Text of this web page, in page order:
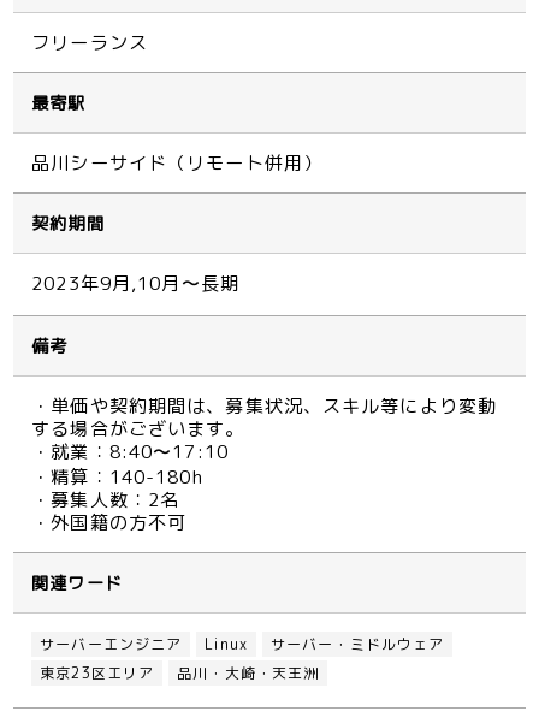
フリーランス
最寄駅
品川シーサイド（リモート併用）
契約期間
2023年9月,10月〜長期
備考
・単価や契約期間は、募集状況、スキル等により変動
する場合がございます。
・就業：8:40〜17:10
・精算：140-180h
・募集人数：2名
・外国籍の方不可
関連ワード
サーバーエンジニア Linux
サーバー・ミドルウェア
東京23区エリア
品川・大崎・天王洲